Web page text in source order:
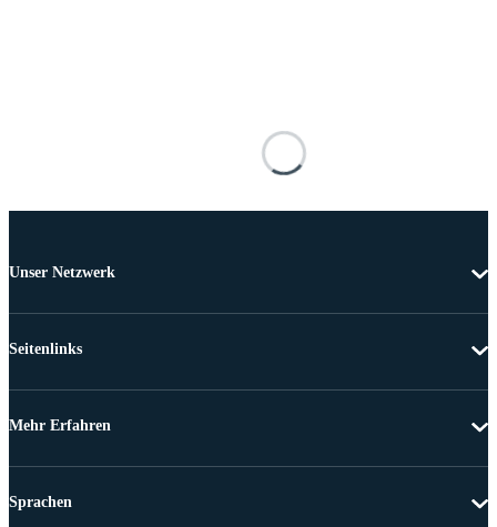
Unser Netzwerk
Seitenlinks
Mehr Erfahren
Sprachen